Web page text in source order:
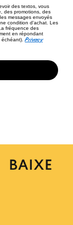
des textos, vous
des promotions, des
messages envoyés
condition d'achat. Les
fréquence des
en répondant
échéant).Privacy